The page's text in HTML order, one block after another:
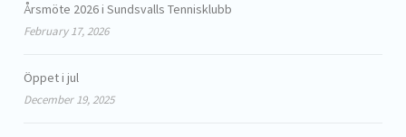
Årsmöte 2026 i Sundsvalls Tennisklubb
February 17, 2026
Öppet i jul
December 19, 2025